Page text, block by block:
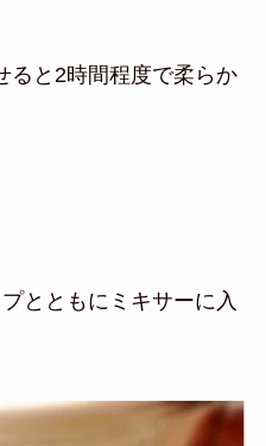
ると2時間程度で柔らか
とともにミキサーに入